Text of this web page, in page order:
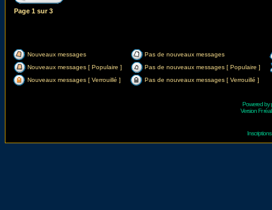
Page 1 sur3
Nouveaux messages
Pas de nouveaux messages
Nouveaux messages [ Populaire ]
Pas de nouveaux messages [ Populaire ]
Nouveaux messages [ Verrouillé ]
Pas de nouveaux messages [ Verrouillé ]
Powered by
Version Fr